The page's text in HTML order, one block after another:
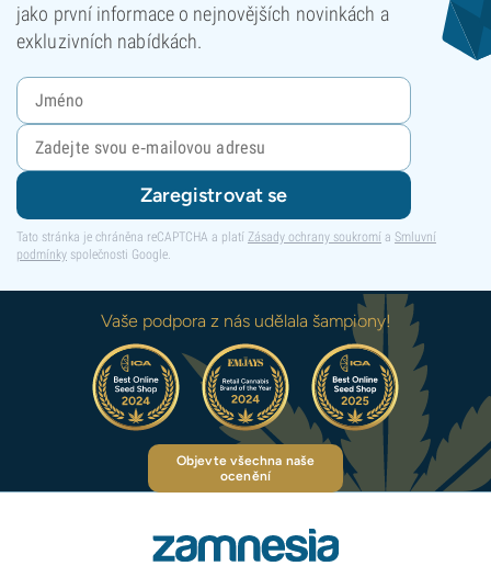
jako první informace o nejnovějších novinkách a
exkluzivních nabídkách.
Zaregistrovat se
Tato stránka je chráněna reCAPTCHA a platí Zásady ochrany soukromí a Smluvní
podmínky společnosti Google.
Vaše podpora z nás udělala šampiony!
Objevte všechna naše
ocenění